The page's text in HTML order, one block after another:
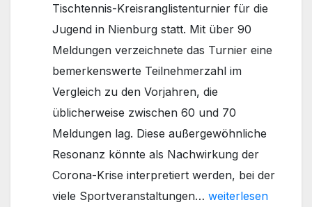
Stolzenau
und
Algesdorf
überzeugt
beim
Bundesfinale
des
Sommer-
Team-
Cups
Tischtennis-Kreisranglistenturnier für die
Jugend in Nienburg statt. Mit über 90
Meldungen verzeichnete das Turnier eine
bemerkenswerte Teilnehmerzahl im
Vergleich zu den Vorjahren, die
üblicherweise zwischen 60 und 70
Meldungen lag. Diese außergewöhnliche
Resonanz könnte als Nachwirkung der
Corona-Krise interpretiert werden, bei der
viele Sportveranstaltungen… Tischtennis-
weiterlesen